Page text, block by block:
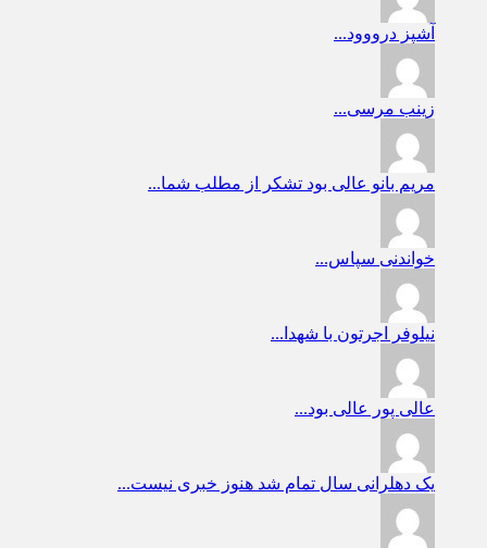
آشپز درووود...
زینب مرسی...
مریم بانو عالی بود تشکر از مطلب شما...
خواندنی سپاس...
نیلوفر اجرتون با شهدا...
عالی پور عالی بود...
یک دهلرانی سال تمام شد هنوز خبری نیست...